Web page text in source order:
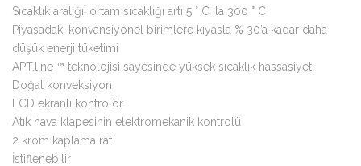
Sıcaklık aralığı: ortam sıcaklığı artı 5 ° C ila 300 ° C
Piyasadaki konvansiyonel birimlere kıyasla % 30’a kadar daha
düşük enerji tüketimi
APT.line ™ teknolojisi sayesinde yüksek sıcaklık hassasiyeti
Doğal konveksiyon
LCD ekranlı kontrolör
Atık hava klapesinin elektromekanik kontrolü
2 krom kaplama raf
İstiflenebilir